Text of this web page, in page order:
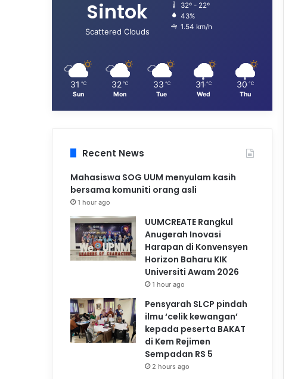
Sintok
Scattered Clouds
32º - 22º
43%
1.54 km/h
31 ℃
Sun
32 ℃
Mon
33 ℃
Tue
31 ℃
Wed
30 ℃
Thu
Recent News
Mahasiswa SOG UUM menyulam kasih
bersama komuniti orang asli
1 hour ago
UUMCREATE Rangkul
Anugerah Inovasi
Harapan di Konvensyen
Horizon Baharu KIK
Universiti Awam 2026
1 hour ago
Pensyarah SLCP pindah
ilmu ‘celik kewangan’
kepada peserta BAKAT
di Kem Rejimen
Sempadan RS 5
2 hours ago